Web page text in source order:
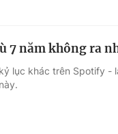
7 năm không ra
lục khác trên Spotify -